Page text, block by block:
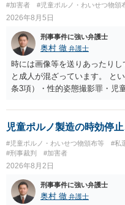
#加害者 #児童ポルノ・わいせつ物頒
2026年8月5日
刑事事件に強い弁護士
奥村 徹 弁護士
時には画像等を送りあったり
と成人が混ざっています。 と
条3項）・性的姿態撮影罪・児
で、警察にバレれば、それな
児童ポルノ製造の時効停
#児童ポルノ・わいせつ物頒布等 #私
#刑事裁判
#加害者
2026年8月2日
刑事事件に強い弁護士
奥村 徹 弁護士